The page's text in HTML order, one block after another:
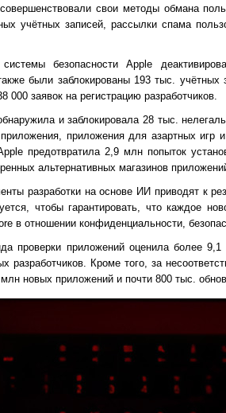
свои методы обмана
учётных записей, рассылки спама
безопасности Apple
были заблокированы 193 тыс.
000 заявок на регистрацию разработчиков.
и заблокировала 28 тыс.
приложения для азартных
предотвратила 2,9 млн попыток
альтернативных магазинов
разработки на основе ИИ приводят к
чтобы гарантировать, что каждое
в отношении конфиденциальности,
проверки приложений оценила более
разработчиков. Кроме того, за
новых приложений и почти 800 тыс.